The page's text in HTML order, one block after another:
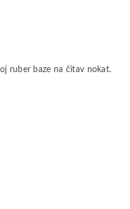
ruber baze na čitav nokat.